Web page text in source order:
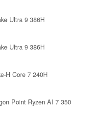
Ultra 9 386H
Ultra 9 386H
H Core 7 240H
Point Ryzen AI 7 350